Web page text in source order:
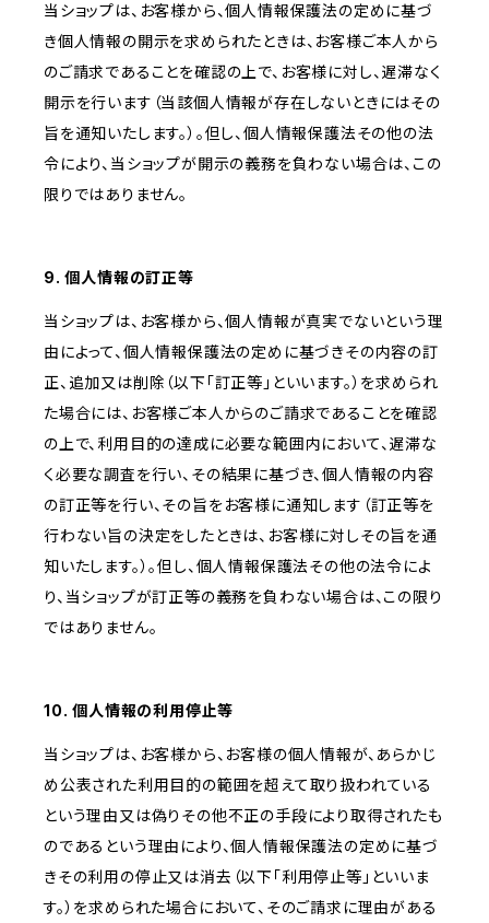
当ショップは、お客様から、個人情報保護法の定めに基づ
き個人情報の開示を求められたときは、お客様ご本人から
のご請求であることを確認の上で、お客様に対し、遅滞なく
開示を行います（当該個人情報が存在しないときにはその
旨を通知いたします。）。但し、個人情報保護法その他の法
令により、当ショップが開示の義務を負わない場合は、この
限りではありません。
9. 個人情報の訂正等
当ショップは、お客様から、個人情報が真実でないという理
由によって、個人情報保護法の定めに基づきその内容の訂
正、追加又は削除（以下「訂正等」といいます。）を求められ
た場合には、お客様ご本人からのご請求であることを確認
の上で、利用目的の達成に必要な範囲内において、遅滞な
く必要な調査を行い、その結果に基づき、個人情報の内容
の訂正等を行い、その旨をお客様に通知します（訂正等を
行わない旨の決定をしたときは、お客様に対しその旨を通
知いたします。）。但し、個人情報保護法その他の法令によ
り、当ショップが訂正等の義務を負わない場合は、この限り
ではありません。
10. 個人情報の利用停止等
当ショップは、お客様から、お客様の個人情報が、あらかじ
め公表された利用目的の範囲を超えて取り扱われている
という理由又は偽りその他不正の手段により取得されたも
のであるという理由により、個人情報保護法の定めに基づ
きその利用の停止又は消去（以下「利用停止等」といいま
す。）を求められた場合において、そのご請求に理由がある